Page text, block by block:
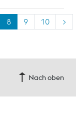
8 9 10 >
Nach oben